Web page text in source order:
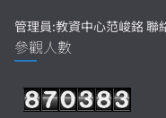
管理員:教資中心范峻銘
參觀人數